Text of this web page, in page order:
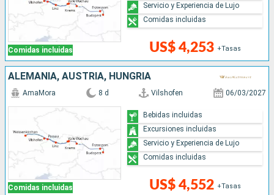
Comidas incluidas US$ 4,253 +Tasas
Servicio y Experiencia de Lujo
Comidas incluidas
ALEMANIA, AUSTRIA, HUNGRÍA
Comidas incluidas
AmaMora 8 d Vilshofen 06/03/2027
US$ 4,552 +Tasas
Bebidas incluidas
Excursiones incluidas
Servicio y Experiencia de Lujo
Comidas incluidas